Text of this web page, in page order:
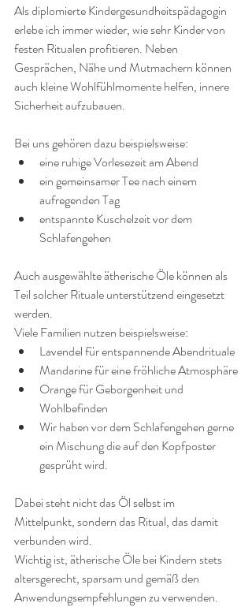
Als diplomierte Kindergesundheitspädagogin
erlebe ich immer wieder, wie sehr Kinder von
festen Ritualen profitieren. Neben
Gesprächen, Nähe und Mutmachern können
auch kleine Wohlfühlmomente helfen, innere
Sicherheit aufzubauen.
Bei uns gehören dazu beispielsweise:
eine ruhige Vorlesezeit am Abend
ein gemeinsamer Tee nach einem
aufregenden Tag
entspannte Kuschelzeit vor dem
Schlafengehen
Auch ausgewählte ätherische Öle können als
Teil solcher Rituale unterstützend eingesetzt
werden.
Viele Familien nutzen beispielsweise:
Lavendel für entspannende Abendrituale
Mandarine für eine fröhliche Atmosphäre
Orange für Geborgenheit und
Wohlbefinden
Wir haben vor dem Schlafengehen gerne
ein Mischung die auf den Kopfposter
gesprüht wird.
Dabei steht nicht das Öl selbst im
Mittelpunkt, sondern das Ritual, das damit
verbunden wird.
Wichtig ist, ätherische Öle bei Kindern stets
altersgerecht, sparsam und gemäß den
Anwendungsempfehlungen zu verwenden.